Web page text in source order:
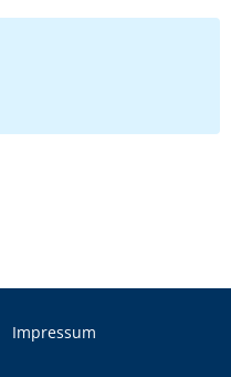
Impressum